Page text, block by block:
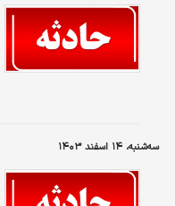
سه‌شنبه، ۱۴ اسفند ۱۴۰۳